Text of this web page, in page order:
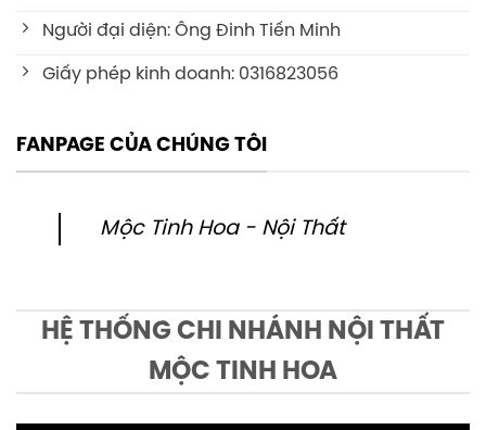
Người đại diện: Ông Đinh Tiến Minh
Giấy phép kinh doanh: 0316823056
FANPAGE CỦA CHÚNG TÔI
Mộc Tinh Hoa - Nội Thất
HỆ THỐNG CHI NHÁNH NỘI THẤT
MỘC TINH HOA